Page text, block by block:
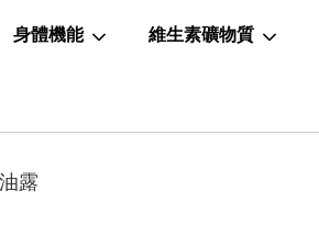
身體機能 維生素礦物質
露